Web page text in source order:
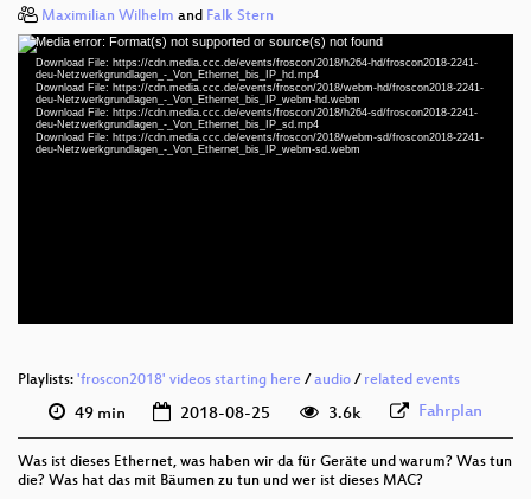
Maximilian Wilhelm and Falk Stern
Video
Player
Media error: Format(s) not supported or source(s) not found
Download File: https://cdn.media.ccc.de/events/froscon/2018/h264-hd/froscon2018-2241-
deu-Netzwerkgrundlagen_-_Von_Ethernet_bis_IP_hd.mp4
Download File: https://cdn.media.ccc.de/events/froscon/2018/webm-hd/froscon2018-2241-
deu-Netzwerkgrundlagen_-_Von_Ethernet_bis_IP_webm-hd.webm
Download File: https://cdn.media.ccc.de/events/froscon/2018/h264-sd/froscon2018-2241-
deu-Netzwerkgrundlagen_-_Von_Ethernet_bis_IP_sd.mp4
Download File: https://cdn.media.ccc.de/events/froscon/2018/webm-sd/froscon2018-2241-
deu-Netzwerkgrundlagen_-_Von_Ethernet_bis_IP_webm-sd.webmdeu 1080p (mp4)
Playlists: 'froscon2018' videos starting here / audio / related events
49 min 2018-08-25 3.6k Fahrplan
Was ist dieses Ethernet, was haben wir da für Geräte und warum? Was tun
die? Was hat das mit Bäumen zu tun und wer ist dieses MAC?